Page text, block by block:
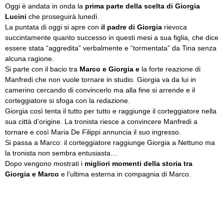
Oggi è andata in onda la prima parte della scelta di Giorgia
Lucini che proseguirà lunedì.
La puntata di oggi si apre con il padre di Giorgia rievoca
succintamente quanto successo in questi mesi a sua figlia, che dice
essere stata “aggredita” verbalmente e “tormentata” da Tina senza
alcuna ragione.
Si parte con il bacio tra Marco e Giorgia e la forte reazione di
Manfredi che non vuole tornare in studio. Giorgia va da lui in
camerino cercando di convincerlo ma alla fine si arrende e il
corteggiatore si sfoga con la redazione.
Giorgia così tenta il tutto per tutto e raggiunge il corteggiatore nella
sua città d’origine. La tronista riesce a convincere Manfredi a
tornare e così Maria De Filippi annuncia il suo ingresso.
Si passa a Marco: il corteggiatore raggiunge Giorgia a Nettuno ma
la tronista non sembra entusiasta…
Dopo vengono mostrati i migliori momenti della storia tra
Giorgia e Marco e l’ultima esterna in compagnia di Marco.